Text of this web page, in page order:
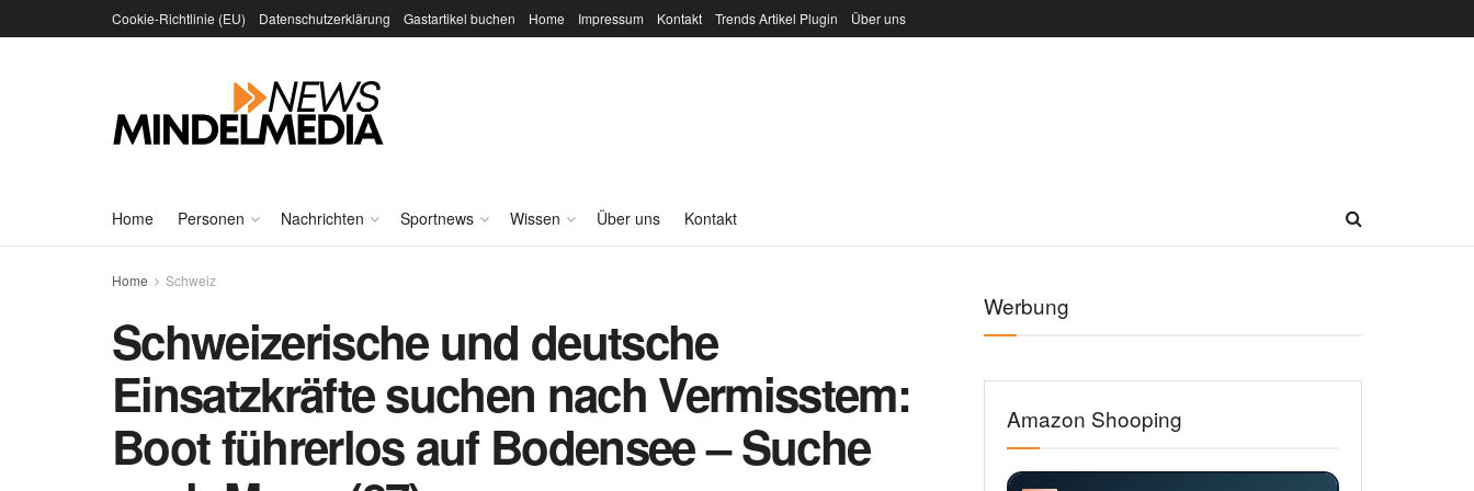
Cookie-Richtlinie (EU) Datenschutzerklärung Gastartikel buchen Home Impressum Kontakt Trends Artikel Plugin Über uns
Home Personen Nachrichten Sportnews Wissen Über uns Kontakt
Home Schweiz
Schweizerische und deutsche
Einsatzkräfte suchen nach Vermisstem:
Boot führerlos auf Bodensee – Suche
Werbung
Amazon Shooping